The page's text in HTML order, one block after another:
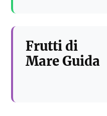
Frutti di
Mare Guida